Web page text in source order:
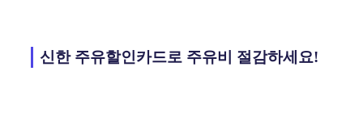
신한 주유할인카드로 주유비 절감하세요!